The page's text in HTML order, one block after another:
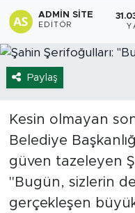
ADMIN SITE
EDITÖR
Paylaş
Kesin olmayan
Belediye
güven tazeleyen
"Bugün, sizlerin
gerçekleşen
Yaşam
Eğitim
Ekonomi
Hava Durumu
Tavz Der